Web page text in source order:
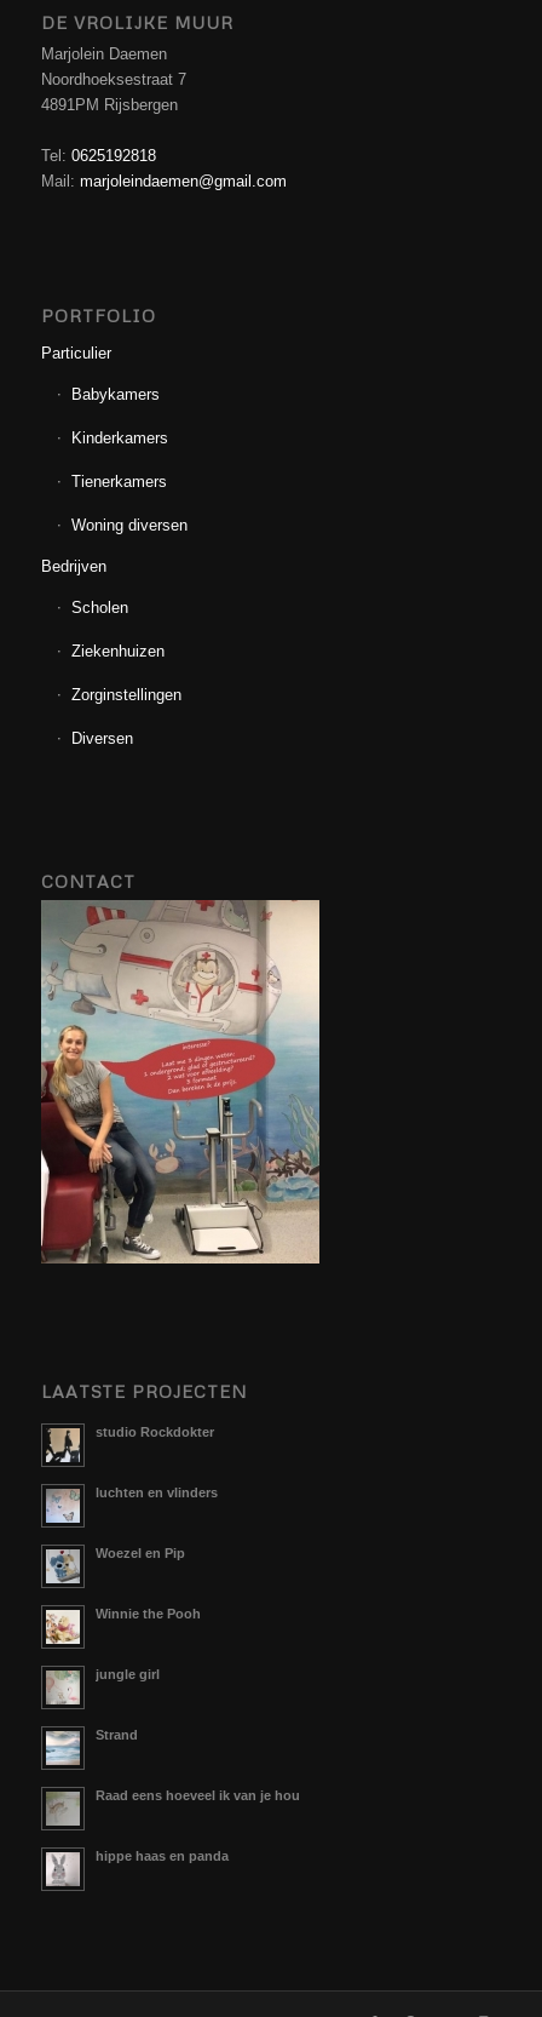
DE VROLIJKE MUUR
Marjolein Daemen
Noordhoeksestraat 7
4891PM Rijsbergen
Tel: 0625192818
Mail: marjoleindaemen@gmail.com
PORTFOLIO
Particulier
Babykamers
Kinderkamers
Tienerkamers
Woning diversen
Bedrijven
Scholen
Ziekenhuizen
Zorginstellingen
Diversen
CONTACT
LAATSTE PROJECTEN
studio Rockdokter
luchten en vlinders
Woezel en Pip
Winnie the Pooh
jungle girl
Strand
Raad eens hoeveel ik van je hou
hippe haas en panda